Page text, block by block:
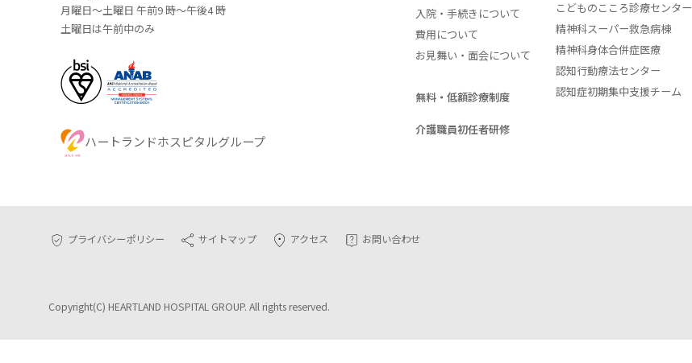
月曜日～土曜日 午前9 時～午後4 時
土曜日は午前中のみ
ハートランドホスピタルグループ
入院・手続きについて
費用について
お見舞い・面会について
無料・低額診療制度
介護職員初任者研修
こどものこころ診療センター
精神科スーパー救急病棟
精神科身体合併症医療
認知行動療法センター
認知症初期集中支援チーム
プライバシーポリシー サイトマップ アクセス お問い合わせ
Copyright(C) HEARTLAND HOSPITAL GROUP. All rights reserved.